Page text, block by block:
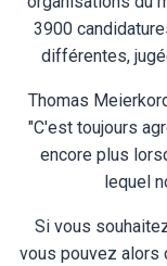
3900
différentes,
Thomas
"C'est toujours
encore plus
lequel
Si vous
vous pouvez alors